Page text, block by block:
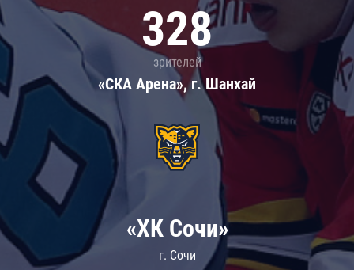
328
зрителей
«СКА Арена», г. Шанхай
«ХК Сочи»
г. Сочи